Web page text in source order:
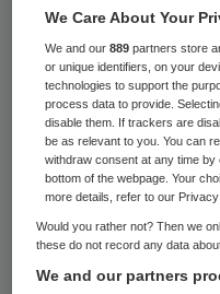
raad van toezicht
voormalig SGP-
rol Albert van Wijk
Econoom Dijkgraaf
‘Empirische
sector’ aan de
Rotterdam. Hij
april 2018 Tweede
We Care About Your
We and our889 partners store
or unique identifiers, on your
technologies to support the
process data to provide.
disable them. If trackers are
be as relevant to you. You can
withdraw consent at any time
bottom of the webpage. Your
more details, refer to our Privacy
Would you rather not? Then we
these do not record any data
We and our partners